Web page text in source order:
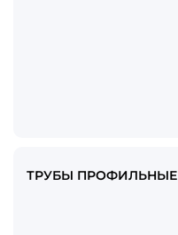
ТРУБЫ ПРОФИЛЬНЫЕ